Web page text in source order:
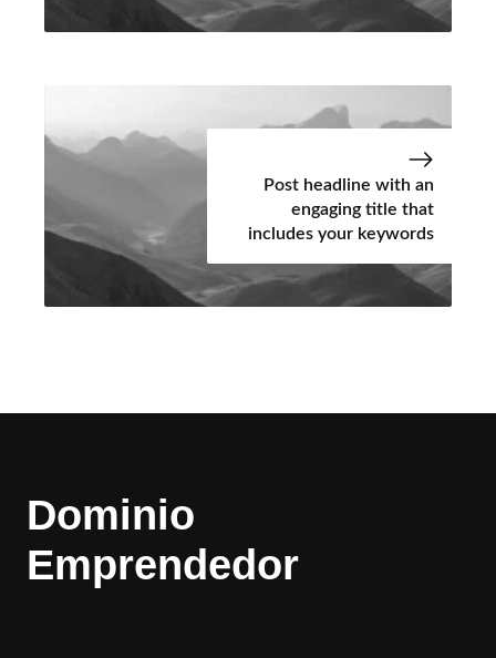
Post headline with an
engaging title that
includes your keywords
Dominio
Emprendedor